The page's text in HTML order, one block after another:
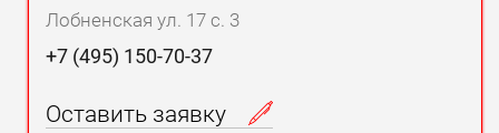
Лобненская ул. 17 с. 3
+7 (495) 150-70-37
Оставить заявку